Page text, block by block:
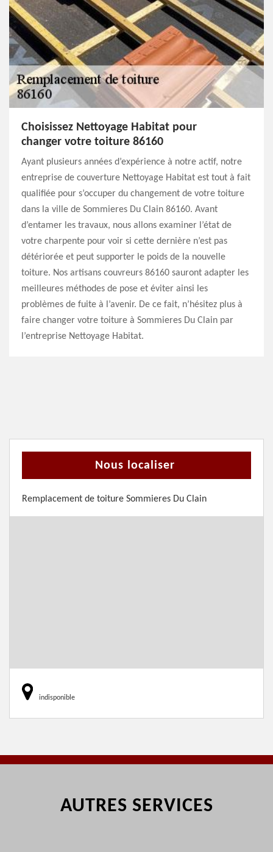
Choisissez Nettoyage Habitat pour
changer votre toiture 86160
Ayant plusieurs années d’expérience à notre actif, notre
entreprise de couverture Nettoyage Habitat est tout à fait
qualifiée pour s’occuper du changement de votre toiture
dans la ville de Sommieres Du Clain 86160. Avant
d’entamer les travaux, nous allons examiner l’état de
votre charpente pour voir si cette dernière n’est pas
détériorée et peut supporter le poids de la nouvelle
toiture. Nos artisans couvreurs 86160 sauront adapter les
meilleures méthodes de pose et éviter ainsi les
problèmes de fuite à l’avenir. De ce fait, n’hésitez plus à
faire changer votre toiture à Sommieres Du Clain par
l’entreprise Nettoyage Habitat.
Nous localiser
Remplacement de toiture Sommieres Du Clain
indisponible
AUTRES SERVICES